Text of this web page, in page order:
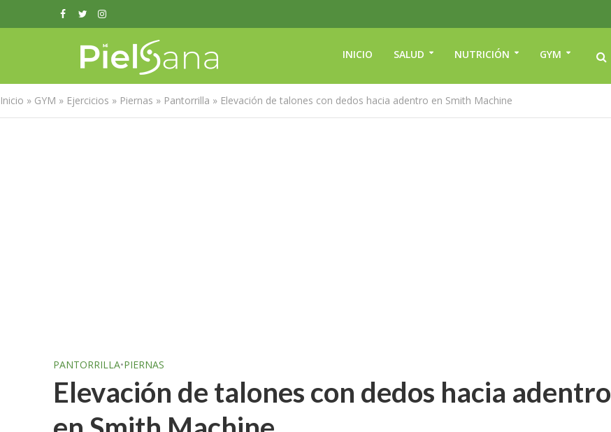
INICIO SALUD NUTRICIÓN GYM
Inicio » GYM » Ejercicios » Piernas » Pantorrilla » Elevación de talones con dedos hacia adentro en Smith Machine
PANTORRILLA•PIERNAS
Elevación de talones con dedos hacia adentro